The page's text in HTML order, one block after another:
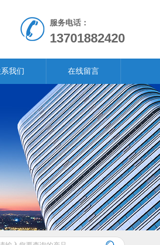
服务电话：
13701882420
我们 在线留言